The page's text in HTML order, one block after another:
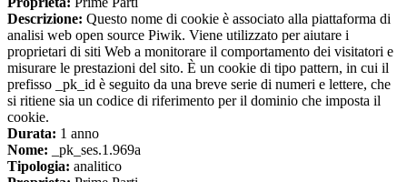
Descrizione: Questo nome di cookie è associato alla piattaforma di
analisi web open source Piwik. Viene utilizzato per aiutare i
proprietari di siti Web a monitorare il comportamento dei visitatori e
misurare le prestazioni del sito. È un cookie di tipo pattern, in cui il
prefisso _pk_id è seguito da una breve serie di numeri e lettere, che
si ritiene sia un codice di riferimento per il dominio che imposta il
cookie.
Durata: 1 anno
Nome: _pk_ses.1.969a
Tipologia: analitico